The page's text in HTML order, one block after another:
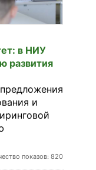
в НИУ
развития
и
показов: 820